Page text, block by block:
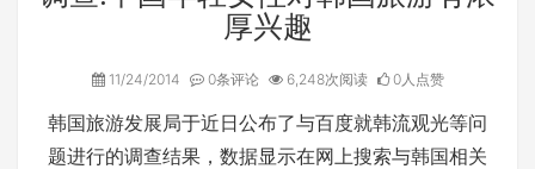
厚兴趣
11/24/2014 0条评论 6,248次阅读 0人点赞
韩国旅游发展局于近日公布了与百度就韩流观光等问
题进行的调查结果，数据显示在网上搜索与韩国相关